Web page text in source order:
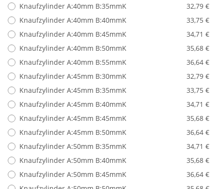
Knaufzylinder A:40mm B:35mmK
32,79 €
Knaufzylinder A:40mm B:40mmK
33,75 €
Knaufzylinder A:40mm B:45mmK
34,71 €
Knaufzylinder A:40mm B:50mmK
35,68 €
Knaufzylinder A:40mm B:55mmK
36,64 €
Knaufzylinder A:45mm B:30mmK
32,79 €
Knaufzylinder A:45mm B:35mmK
33,75 €
Knaufzylinder A:45mm B:40mmK
34,71 €
Knaufzylinder A:45mm B:45mmK
35,68 €
Knaufzylinder A:45mm B:50mmK
36,64 €
Knaufzylinder A:50mm B:35mmK
34,71 €
Knaufzylinder A:50mm B:40mmK
35,68 €
Knaufzylinder A:50mm B:45mmK
36,64 €